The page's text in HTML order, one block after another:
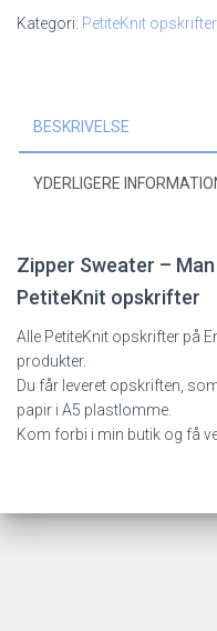
Kategori: PetiteKnit opskrifter
BESKRIVELSE
YDERLIGERE
Zipper Sweater – Man
PetiteKnit opskrifter
Alle PetiteKnit opskrifter på
produkter.
Du får leveret opskriften,
papir i A5 plastlomme.
Kom forbi i min butik og få